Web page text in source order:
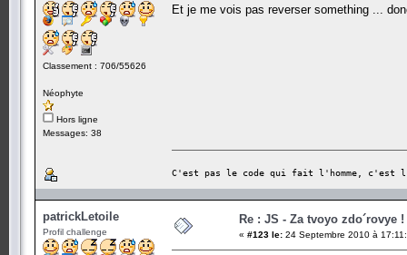
Classement : 706/55626
Néophyte
Hors ligne
Messages: 38
Et je me vois pas reverser something ...
C'est pas le code qui fait l'homme, c'est
patrickLetoile
Profil challenge
Re : JS - Za tvoyo zdo´rovye !
« #123 le: 24 Septembre 2010 à